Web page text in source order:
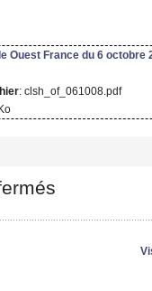
Ouest France du 6 octobre
: clsh_of_061008.pdf